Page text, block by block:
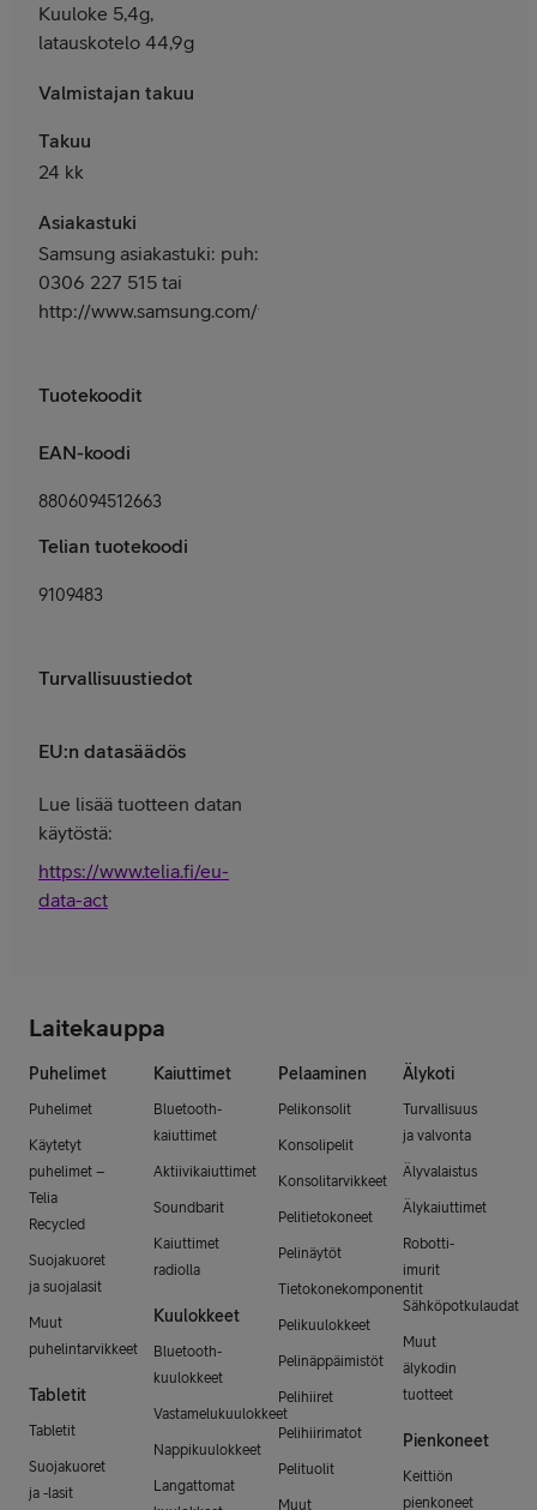
Kuuloke 5,4g,
latauskotelo 44,9g
Valmistajan takuu
Takuu
24 kk
Asiakastuki
Samsung asiakastuki: puh:
0306 227 515 tai
http://www.samsung.com/fi/support/
Tuotekoodit
EAN-koodi
8806094512663
Telian tuotekoodi
9109483
Turvallisuustiedot
EU:n datasäädös
Lue lisää tuotteen datan
käytöstä:
https://www.telia.fi/eu-
data-act
Laitekauppa
Puhelimet
Puhelimet
Käytetyt
puhelimet –
Telia
Recycled
Suojakuoret
ja suojalasit
Muut
puhelintarvikkeet
Tabletit
Tabletit
Suojakuoret
ja -lasit
Kaiuttimet
Bluetooth-
kaiuttimet
Aktiivikaiuttimet
Soundbarit
Kaiuttimet
radiolla
Kuulokkeet
Bluetooth-
kuulokkeet
Vastamelukuulokkeet
Nappikuulokkeet
Langattomat
Pelaaminen
Pelikonsolit
Konsolipelit
Konsolitarvikkeet
Pelitietokoneet
Pelinäytöt
Tietokonekomponentit
Pelikuulokkeet
Pelinäppäimistöt
Pelihiiret
Pelihiirimatot
Pelituolit
Muut
Älykoti
Turvallisuus
ja valvonta
Älyvalaistus
Älykaiuttimet
Robotti-
imurit
Sähköpotkulaudat
Muut
älykodin
tuotteet
Pienkoneet
Keittiön
pienkoneet